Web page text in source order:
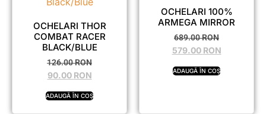
OCHELARI THOR
COMBAT RACER
BLACK/BLUE
126.00RON
90.00 RON
ADAUGĂ ÎN COȘ
OCHELARI 100%
ARMEGA MIRROR
689.00RON
579.00 RON
ADAUGĂ ÎN COȘ